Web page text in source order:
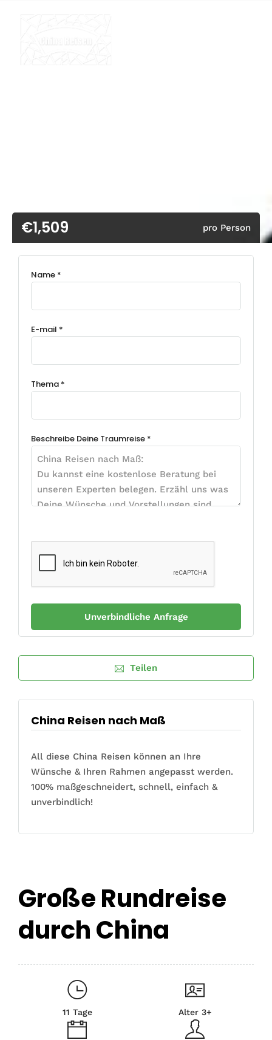
€1,509 pro Person
Name *
E-mail *
Thema *
Beschreibe Deine Traumreise *
Teilen
China Reisen nach Maß
All diese China Reisen können an Ihre
Wünsche & Ihren Rahmen angepasst werden.
100% maßgeschneidert, schnell, einfach &
unverbindlich!
Große Rundreise
durch China
11 Tage Alter 3+